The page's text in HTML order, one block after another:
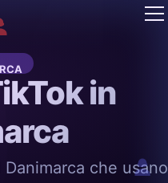
in
che usano